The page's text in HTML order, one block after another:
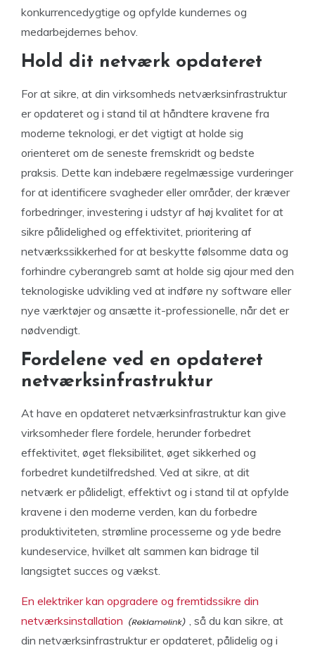
konkurrencedygtige og opfylde kundernes og
medarbejdernes behov.
Hold dit netværk opdateret
For at sikre, at din virksomheds netværksinfrastruktur
er opdateret og i stand til at håndtere kravene fra
moderne teknologi, er det vigtigt at holde sig
orienteret om de seneste fremskridt og bedste
praksis. Dette kan indebære regelmæssige vurderinger
for at identificere svagheder eller områder, der kræver
forbedringer, investering i udstyr af høj kvalitet for at
sikre pålidelighed og effektivitet, prioritering af
netværkssikkerhed for at beskytte følsomme data og
forhindre cyberangreb samt at holde sig ajour med den
teknologiske udvikling ved at indføre ny software eller
nye værktøjer og ansætte it-professionelle, når det er
nødvendigt.
Fordelene ved en opdateret
netværksinfrastruktur
At have en opdateret netværksinfrastruktur kan give
virksomheder flere fordele, herunder forbedret
effektivitet, øget fleksibilitet, øget sikkerhed og
forbedret kundetilfredshed. Ved at sikre, at dit
netværk er pålideligt, effektivt og i stand til at opfylde
kravene i den moderne verden, kan du forbedre
produktiviteten, strømline processerne og yde bedre
kundeservice, hvilket alt sammen kan bidrage til
langsigtet succes og vækst.
En elektriker kan opgradere og fremtidssikre din
netværksinstallation
, så du kan sikre, at
din netværksinfrastruktur er opdateret, pålidelig og i